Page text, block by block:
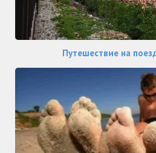
Путешествие на